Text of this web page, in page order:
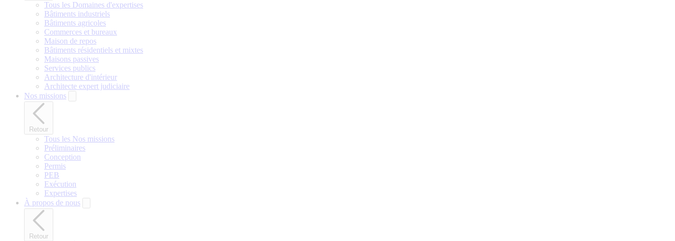
Tous les Domaines d'expertises
Bâtiments industriels
Bâtiments agricoles
Commerces et bureaux
Maison de repos
Bâtiments résidentiels et mixtes
Maisons passives
Services publics
Architecture d'intérieur
Architecte expert judiciaire
Nos missions
Retour
Tous les Nos missions
Préliminaires
Conception
Permis
PEB
Exécution
Expertises
À propos de nous
Retour